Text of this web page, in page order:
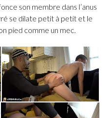
son membre dans l’anus
se dilate petit à petit et le
pied comme un mec.